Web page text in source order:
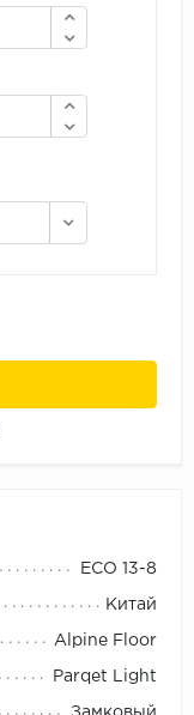
Клен
Орех
ЕСО 13-8
Китай
Alpine Floor
Parqet Light